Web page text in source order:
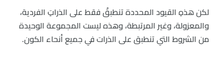
لكن هذهِ القيود المحددة تنطبقُ فقط على الذراتِ الفردية،
والمعزولة، وغير المرتبطة، وهذه ليست المجموعة الوحيدة
من الشروط التي تنطبق على الذرات في جميع أنحاء الكون.